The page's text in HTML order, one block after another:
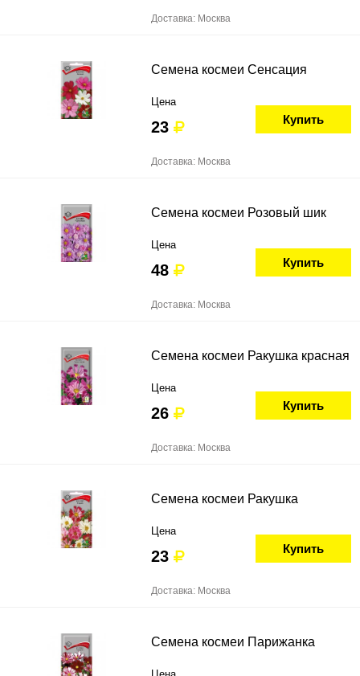
Доставка: Москва
Семена космеи Сенсация
Цена
23 Купить
Доставка: Москва
Семена космеи Розовый шик
Цена
48 Купить
Доставка: Москва
Семена космеи Ракушка красная
Цена
26 Купить
Доставка: Москва
Семена космеи Ракушка
Цена
23 Купить
Доставка: Москва
Семена космеи Парижанка